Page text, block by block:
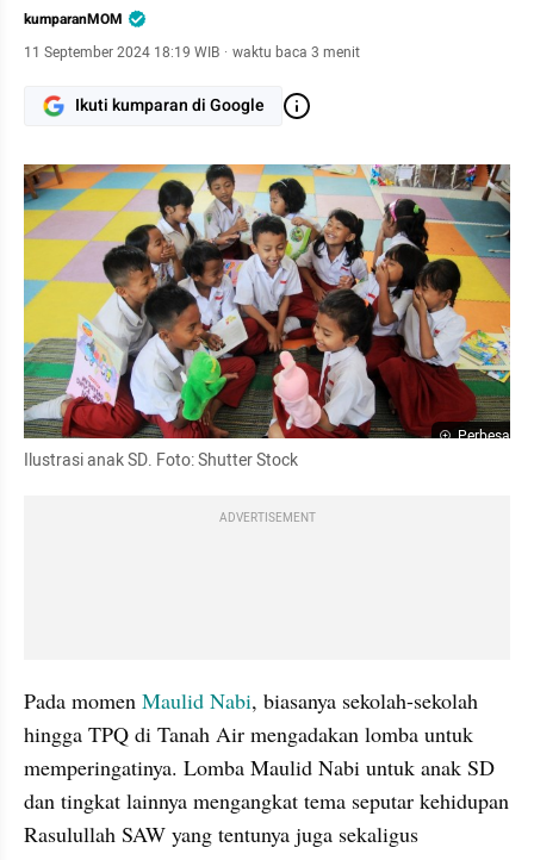
kumparanMOM
11 September 2024 18:19 WIB · waktu baca 3 menit
Ikuti kumparan di Google
Perbesar
Ilustrasi anak SD. Foto: Shutter Stock
ADVERTISEMENT
Pada momen Maulid Nabi, biasanya sekolah-sekolah
hingga TPQ di Tanah Air mengadakan lomba untuk
memperingatinya. Lomba Maulid Nabi untuk anak SD
dan tingkat lainnya mengangkat tema seputar kehidupan
Rasulullah SAW yang tentunya juga sekaligus